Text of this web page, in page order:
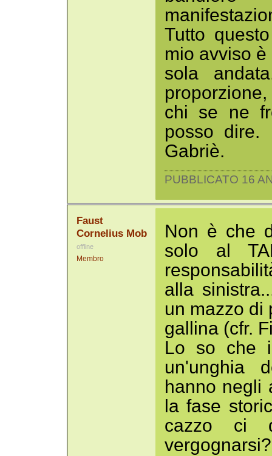
Tutto
mio avviso
sola
chi se ne
posso
Gabriè.
PUBBLICATO 16
Faust
Cornelius Mob
offline
Membro
Non è che
solo al
alla
un mazzo di
gallina (cfr.
Lo so che
un'unghia
hanno negli
la fase
cazzo ci
vergognarsi?